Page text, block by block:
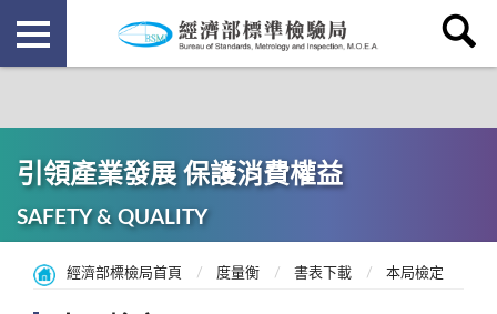
引領產業發展 保護消費權益
SAFETY & QUALITY
經濟部標檢局首頁 度量衡 書表下載 本局檢定